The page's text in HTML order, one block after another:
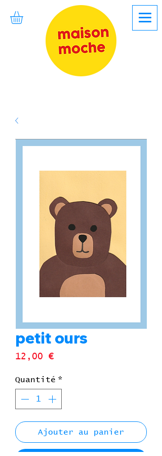
petit ours
12,00 €
Quantité *
Ajouter au panier